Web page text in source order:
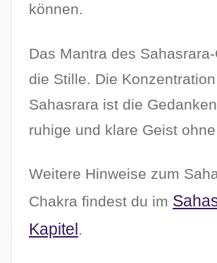
können.
Das Mantra des
die Stille. Die
Sahasrara ist die
ruhige und klare Geist
Weitere Hinweise zum
Chakra findest du im
Kapitel.